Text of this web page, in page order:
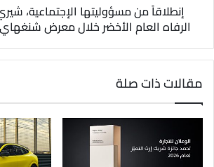
إنطلاقاً من مسؤوليتها الإجتماعية،
الرفاه العام الأخضر خلال معرض
مقالات ذات صلة